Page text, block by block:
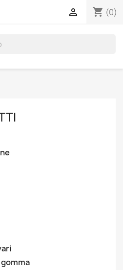
shopping_cart (0)
